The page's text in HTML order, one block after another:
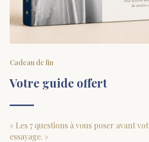
Cadeau de fin
Votre guide offert
« Les 7 questions à vous poser avant
essayage. »